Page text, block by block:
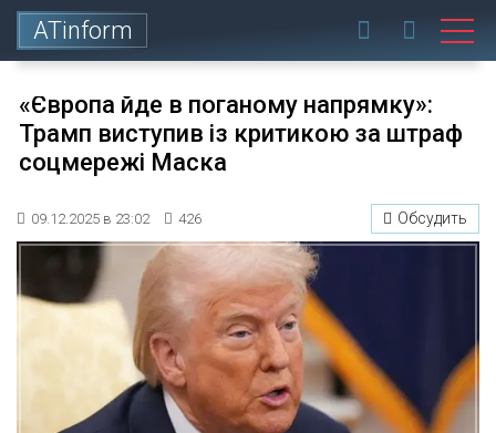
ATinform
«Європа йде в поганому напрямку»:
Трамп виступив із критикою за штраф
соцмережі Маска
09.12.2025 в 23:02 426 Обсудить